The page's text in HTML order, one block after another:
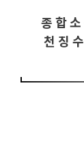
종합
천징